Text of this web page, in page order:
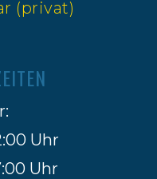
(privat)
Uhr
Uhr